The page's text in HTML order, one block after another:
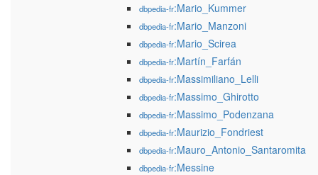
dbpedia-fr:Mario_Kummer
dbpedia-fr:Mario_Manzoni
dbpedia-fr:Mario_Scirea
dbpedia-fr:Martín_Farfán
dbpedia-fr:Massimiliano_Lelli
dbpedia-fr:Massimo_Ghirotto
dbpedia-fr:Massimo_Podenzana
dbpedia-fr:Maurizio_Fondriest
dbpedia-fr:Mauro_Antonio_Santaromita
dbpedia-fr:Messine